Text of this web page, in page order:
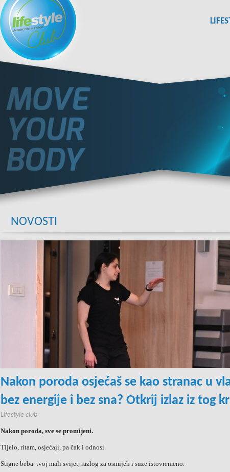
NOVOSTI
Nakon poroda osjećaš se kao stranac u
bez energije i bez sna? Otkrij izlaz iz tog
Lifestyle club
Nakon poroda, sve se promijeni.
Tijelo, ritam, osjećaji, pa čak i odnosi.
Stigne beba tvoj mali svijet, razlog za osmijeh i suze istovremeno.